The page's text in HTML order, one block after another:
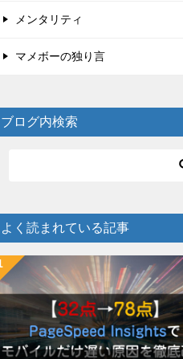
メンタリティ
マメボーの独り言
ブログ内検索
よく読まれている記事